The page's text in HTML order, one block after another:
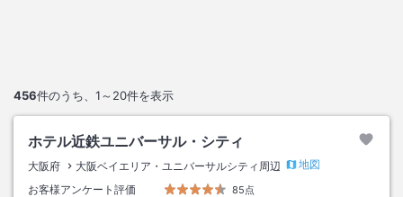
456件のうち、 1～20件を表示
ホテル近鉄ユニバーサル・シティ
大阪府 大阪ベイエリア・ユニバーサルシティ周辺
地図
お客様アンケート評価
85点